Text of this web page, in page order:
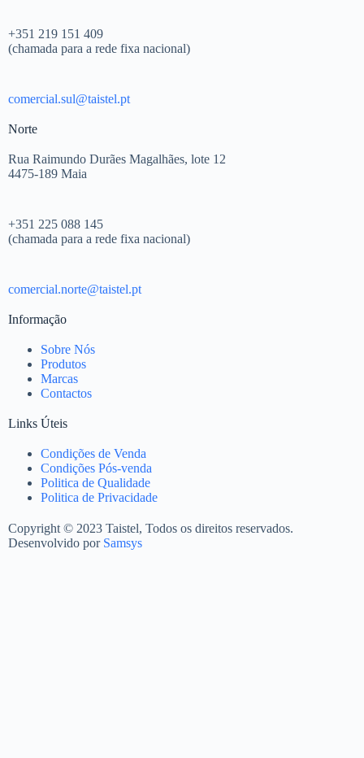
+351 219 151 409
(chamada para a rede fixa nacional)
comercial.sul@taistel.pt
Norte
Rua Raimundo Durães Magalhães, lote 12
4475-189 Maia
+351 225 088 145
(chamada para a rede fixa nacional)
comercial.norte@taistel.pt
Informação
Sobre Nós
Produtos
Marcas
Contactos
Links Úteis
Condições de Venda
Condições Pós-venda
Politica de Qualidade
Politica de Privacidade
Copyright © 2023 Taistel, Todos os direitos reservados.
Desenvolvido por Samsys